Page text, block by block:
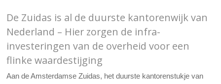
De Zuidas is al de duurste kantorenwijk van
Nederland – Hier zorgen de infra-
investeringen van de overheid voor een
flinke waardestijging
Aan de Amsterdamse Zuidas, het duurste kantorenstukje van